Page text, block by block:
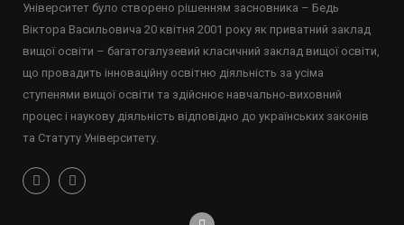
Університет було створено рішенням засновника – Бедь
Віктора Васильовича 20 квітня 2001 року як приватний заклад
вищої освіти – багатогалузевий класичний заклад вищої освіти,
що провадить інноваційну освітню діяльність за усіма
ступенями вищої освіти та здійснює навчально-виховний
процес і наукову діяльність відповідно до українських законів
та Статуту Університету.